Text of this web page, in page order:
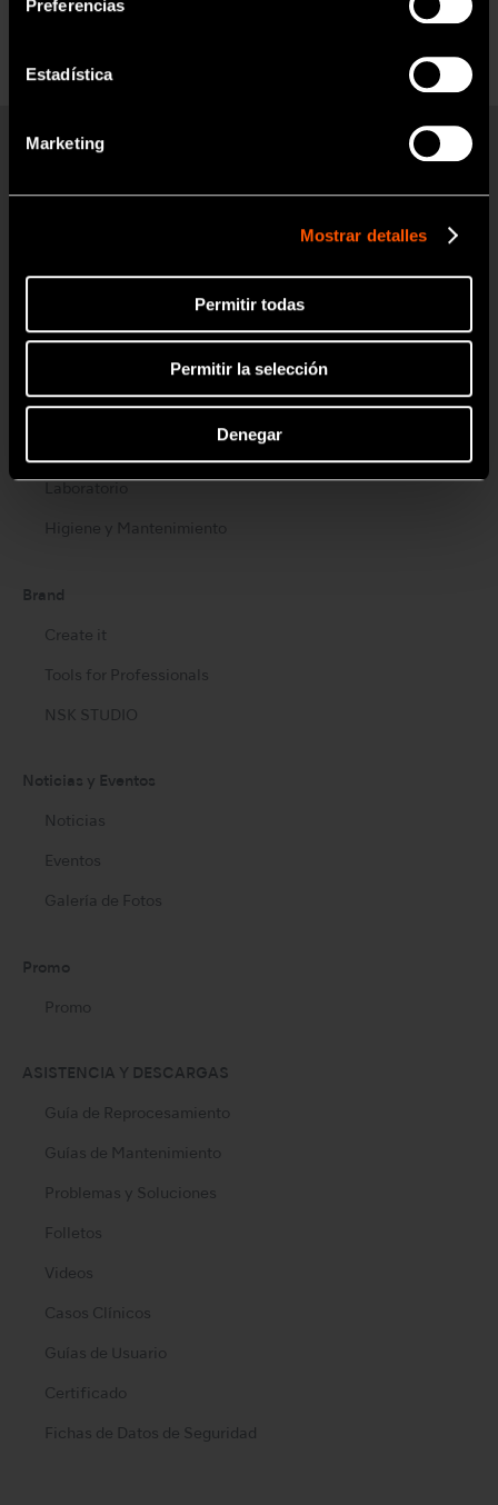
Preferencias
Estadística
Marketing
Mostrar detalles
Permitir todas
Permitir la selección
Denegar
Clínica Dental Móvil
Endodoncia
Higiene y Mantenimiento
Brand
Create it
Tools for Professionals
NSK STUDIO
Noticias y Eventos
Noticias
Eventos
Galería de Fotos
Promo
Promo
ASISTENCIA Y DESCARGAS
Guía de Reprocesamiento
Guías de Mantenimiento
Problemas y Soluciones
Folletos
Videos
Casos Clínicos
Guías de Usuario
Certificado
Fichas de Datos de Seguridad